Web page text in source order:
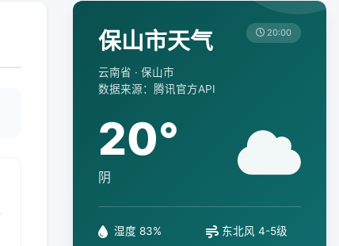
保山市天气
云南省 · 保山市
数据来源：腾讯官方API
20:00
20°
阴
湿度 83% 东北风 4-5级